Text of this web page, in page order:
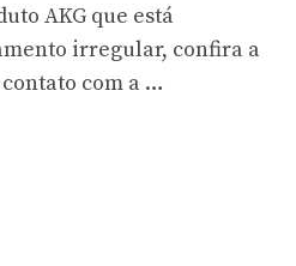
AKG que está
irregular, confira a
com a …